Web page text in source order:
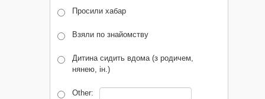
Просили хабар
Взяли по знайомству
Дитина сидить вдома (з родичем,
нянею, ін.)
Other: